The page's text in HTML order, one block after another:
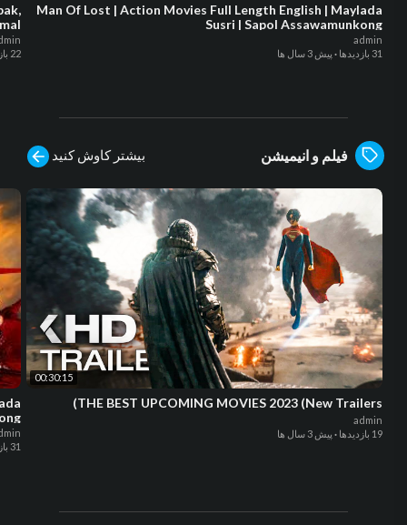
22 بازدیدها
Man Of Lost | Action Movies Full Length English | Maylada
Susri | Sapol Assawamunkong
admin
31 بازدیدها
· پیش 3 سال ها
فیلم و انیمیشن بیشتر کاوش کنید
31 بازدیدها
00:30:15
THE BEST UPCOMING MOVIES 2023 (New Trailers)
admin
19 بازدیدها
· پیش 3 سال ها